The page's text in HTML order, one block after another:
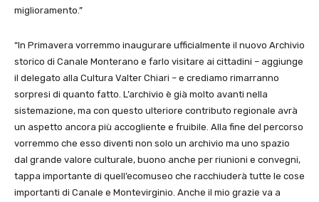
miglioramento.”
“In Primavera vorremmo inaugurare ufficialmente il nuovo Archivio
storico di Canale Monterano e farlo visitare ai cittadini – aggiunge
il delegato alla Cultura Valter Chiari – e crediamo rimarranno
sorpresi di quanto fatto. L’archivio è già molto avanti nella
sistemazione, ma con questo ulteriore contributo regionale avrà
un aspetto ancora più accogliente e fruibile. Alla fine del percorso
vorremmo che esso diventi non solo un archivio ma uno spazio
dal grande valore culturale, buono anche per riunioni e convegni,
tappa importante di quell’ecomuseo che racchiuderà tutte le cose
importanti di Canale e Montevirginio. Anche il mio grazie va a